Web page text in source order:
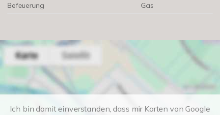
Befeuerung
Gas
Ich bin damit einverstanden, dass mir Karten von Google